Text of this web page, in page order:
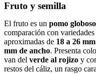
Fruto y semilla
El fruto es un pomo globoso
comparación con
aproximadas de 18 a 26
mm de ancho. Presenta
van del verde al rojizo y
restos del cáliz, un rasgo